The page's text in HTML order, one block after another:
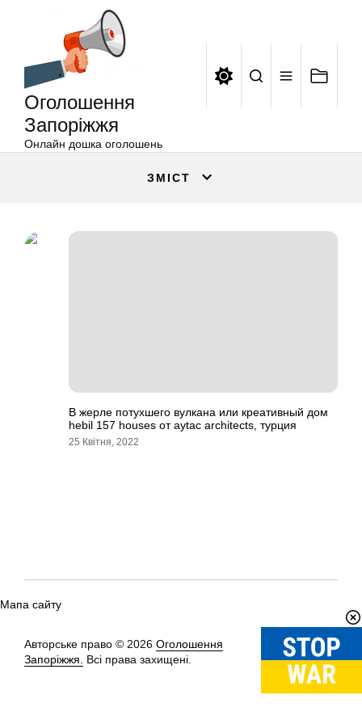
Оголошення
Запоріжжя
Онлайн дошка оголошень
ЗМІСТ
В жерле потухшего вулкана или креативный дом
hebil 157 houses от aytac architects, турция
25 Квітня, 2022
Мапа сайту
Авторське право © 2026 Оголошення
Запоріжжя.
Всі права захищені.
Вгору↑